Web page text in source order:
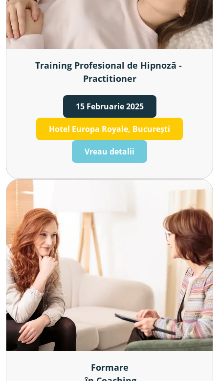
Training Profesional de Hipnoză -
Practitioner
15 Februarie 2025
Hotel Europa Royale, București
Vreau detalii
Formare